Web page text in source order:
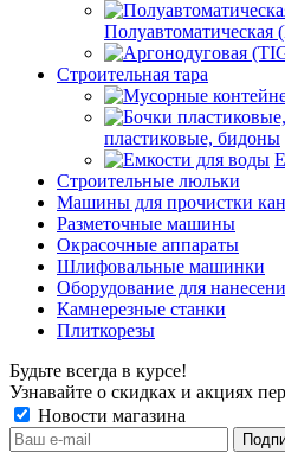
Строительная тара
пластиковые, бидоны
Строительные люльки
Машины для прочистки
Разметочные машины
Окрасочные аппараты
Шлифовальные машинки
Оборудование для
Камнерезные станки
Плиткорезы
Будьте всегда в курсе!
Узнавайте о скидках и акциях
Новости магазина